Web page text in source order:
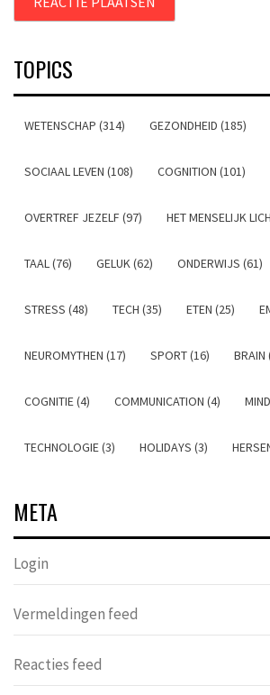
TOPICS
WETENSCHAP (314) GEZONDHEID (185)
SOCIAAL LEVEN (108) COGNITION (101)
OVERTREF JEZELF (97) HET MENSELIJK
TAAL (76) GELUK (62) ONDERWIJS (61)
STRESS (48) TECH (35) ETEN (25)
NEUROMYTHEN (17) SPORT (16) BRAIN
COGNITIE (4) COMMUNICATION (4)
TECHNOLOGIE (3) HOLIDAYS (3)
META
Login
Vermeldingen feed
Reacties feed